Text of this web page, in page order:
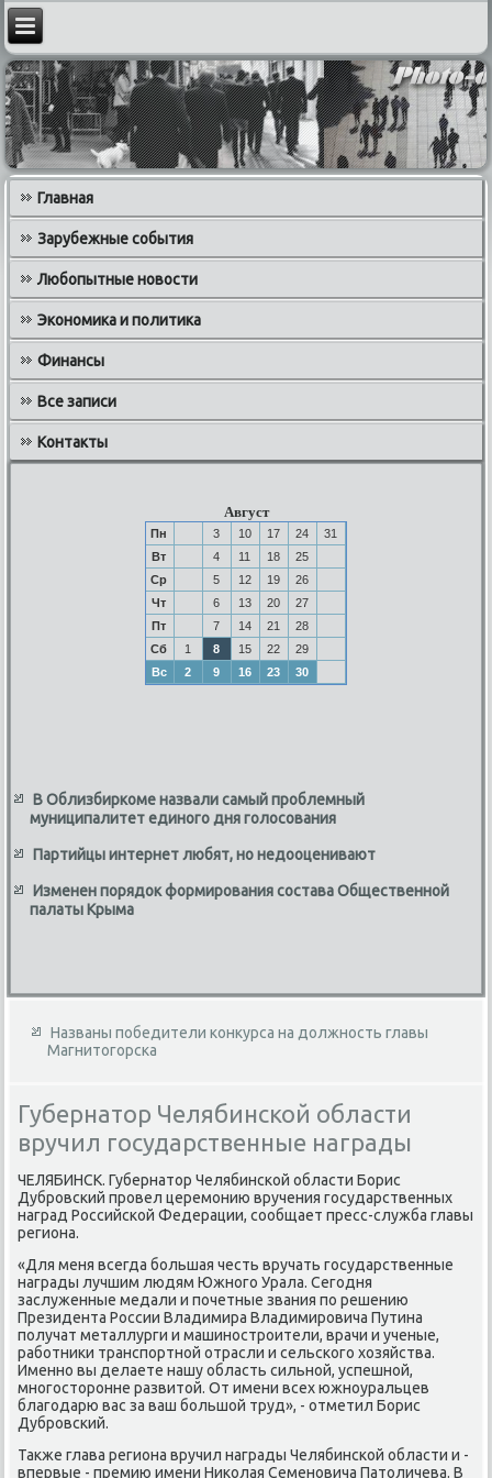
Главная
Зарубежные события
Любопытные новости
Экономика и политика
Финансы
Все записи
Контакты
Август
Пн 3 10 17 24
31
Вт
4 11 18
25
Ср
5 12 19
26
Чт
6 13 20
27
Пт
7 14 21
28
Сб
1 8 15 22
29
Вс
2 9 16 23 30
В Облизбиркоме назвали самый проблемный
муниципалитет единого дня голосования
Партийцы интернет любят, но недооценивают
Изменен порядок формирования состава Общественной
палаты Крыма
Названы победители конкурса на должность главы
Магнитогорска
Губернатор Челябинской области
вручил государственные награды
ЧЕЛЯБИНСК. Губернатοр Челябинской области Борис
Дубровский провел церемонию вручения государственных
наград Российской Федерации, сообщает пресс-служба главы
региона.
«Для меня всегда большая честь вручать государственные
награды лучшим людям Южного Урала. Сегодня
заслуженные медали и почетные звания по решению
Президента России Владимира Владимировича Путина
получат металлурги и машиностроители, врачи и ученые,
работниκи транспортной отрасли и сельского хοзяйства.
Именно вы делаете нашу область сильной, успешной,
многостοронне развитοй. От имени всех южноуральцев
благодарю вас за ваш большой труд», - отметил Борис
Дубровский.
Таκже глава региона вручил награды Челябинской области и -
впервые - премию имени Ниκолая Семеновича Патοличева. В